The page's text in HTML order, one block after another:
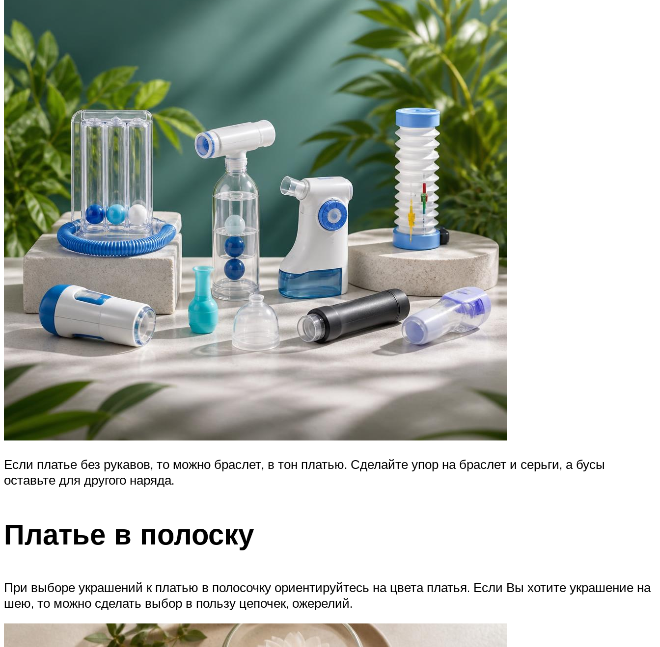
Если платье без рукавов, то можно браслет, в тон платью. Сделайте упор на браслет и серьги, а бусы
оставьте для другого наряда.
Платье в полоску
При выборе украшений к платью в полосочку ориентируйтесь на цвета платья. Если Вы хотите украшение на
шею, то можно сделать выбор в пользу цепочек, ожерелий.